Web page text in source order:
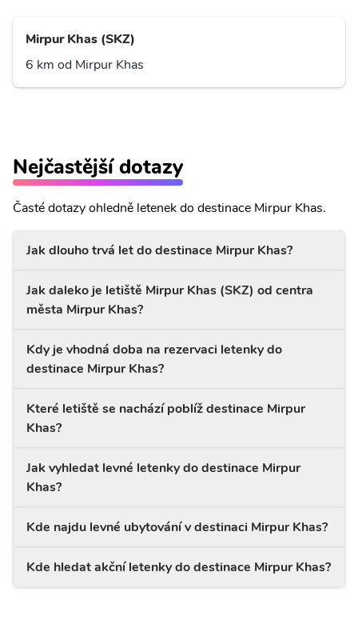
Mirpur Khas (SKZ)
6 km od Mirpur Khas
Nejčastější dotazy
Časté dotazy ohledně letenek do destinace Mirpur Khas.
Jak dlouho trvá let do destinace Mirpur Khas?
Jak daleko je letiště Mirpur Khas (SKZ) od centra
města Mirpur Khas?
Kdy je vhodná doba na rezervaci letenky do
destinace Mirpur Khas?
Které letiště se nachází poblíž destinace Mirpur
Khas?
Jak vyhledat levné letenky do destinace Mirpur
Khas?
Kde najdu levné ubytování v destinaci Mirpur Khas?
Kde hledat akční letenky do destinace Mirpur Khas?